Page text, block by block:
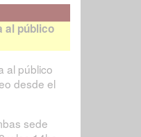
al público
al público
desde el
sede